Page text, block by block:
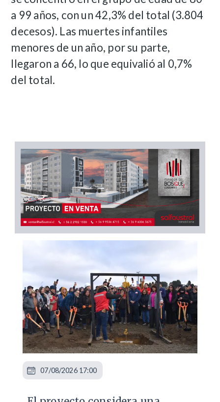
a 99 años, con un 42,3% del total (3.804
decesos). Las muertes infantiles
menores de un año, por su parte,
llegaron a 66, lo que equivalió al 0,7%
del total.
07/08/2026 17:00